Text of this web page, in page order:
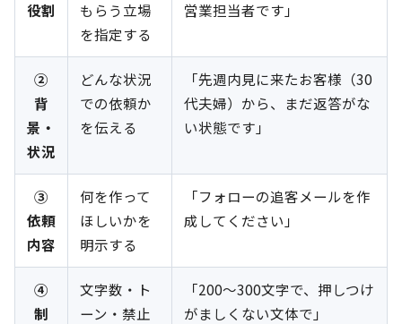
役割
もらう立場
を指定する
営業担当者です」
②
背
景・
状況
どんな状況
での依頼か
を伝える
「先週内見に来たお客様（30
代夫婦）から、まだ返答がな
い状態です」
③
依頼
内容
何を作って
ほしいかを
明示する
「フォローの追客メールを作
成してください」
④
制
文字数・ト
ーン・禁止
「200〜300文字で、押しつけ
がましくない文体で」